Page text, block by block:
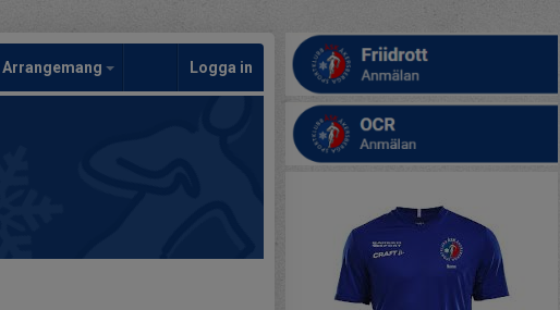
Arrangemang Logga in